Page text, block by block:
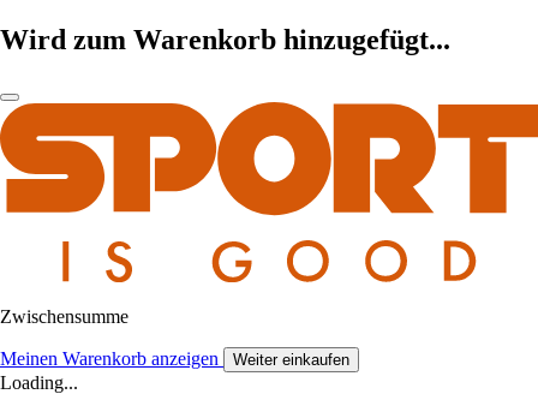
Wird zum Warenkorb hinzugefügt...
Zwischensumme
Meinen Warenkorb anzeigen Weiter einkaufen
Loading...